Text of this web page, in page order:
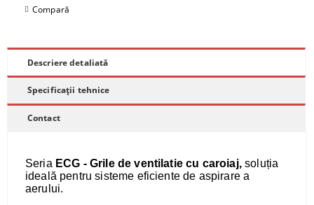
Compară
Descriere detaliată
Specificații tehnice
Contact
Seria ECG - Grile de ventilatie cu caroiaj,soluția
ideală pentru sisteme eficiente de aspirare a
aerului.